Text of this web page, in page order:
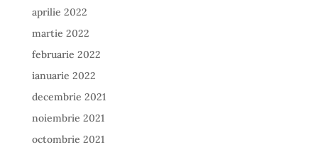
aprilie 2022
martie 2022
februarie 2022
ianuarie 2022
decembrie 2021
noiembrie 2021
octombrie 2021